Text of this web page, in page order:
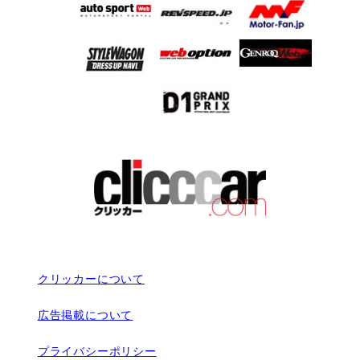
クリッカーについて
広告掲載について
プライバシーポリシー